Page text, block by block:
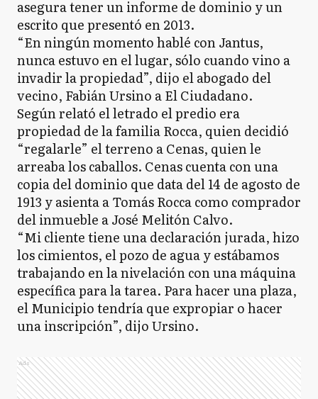
asegura tener un informe de dominio y un
escrito que presentó en 2013.
“En ningún momento hablé con Jantus,
nunca estuvo en el lugar, sólo cuando vino a
invadir la propiedad”, dijo el abogado del
vecino, Fabián Ursino a El Ciudadano.
Según relató el letrado el predio era
propiedad de la familia Rocca, quien decidió
“regalarle” el terreno a Cenas, quien le
arreaba los caballos. Cenas cuenta con una
copia del dominio que data del 14 de agosto de
1913 y asienta a Tomás Rocca como comprador
del inmueble a José Melitón Calvo.
“Mi cliente tiene una declaración jurada, hizo
los cimientos, el pozo de agua y estábamos
trabajando en la nivelación con una máquina
específica para la tarea. Para hacer una plaza,
el Municipio tendría que expropiar o hacer
una inscripción”, dijo Ursino.
Ads